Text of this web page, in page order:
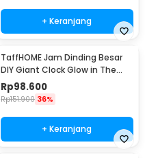
+ Keranjang
TaffHOME Jam Dinding Besar
DIY Giant Clock Glow in The
Dark 90-100cm - DIY-106
Rp98.600
Rp151.900 36%
+ Keranjang